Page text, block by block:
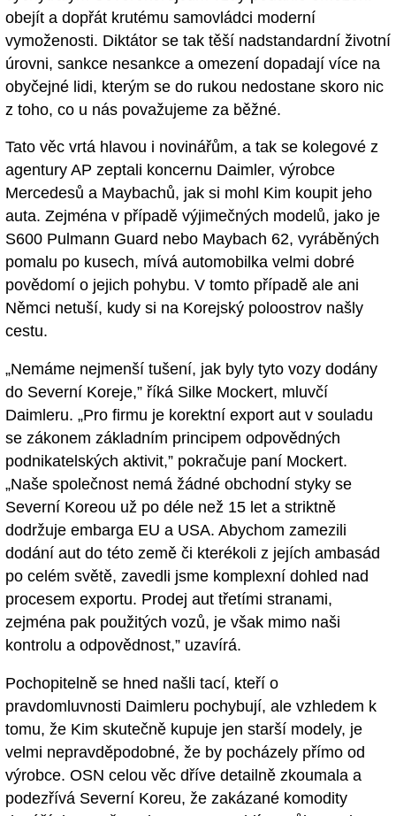
obejít a dopřát krutému samovládci moderní
vymoženosti. Diktátor se tak těší nadstandardní životní
úrovni, sankce nesankce a omezení dopadají více na
obyčejné lidi, kterým se do rukou nedostane skoro nic
z toho, co u nás považujeme za běžné.
Tato věc vrtá hlavou i novinářům, a tak se kolegové z
agentury AP zeptali koncernu Daimler, výrobce
Mercedesů a Maybachů, jak si mohl Kim koupit jeho
auta. Zejména v případě výjimečných modelů, jako je
S600 Pulmann Guard nebo Maybach 62, vyráběných
pomalu po kusech, mívá automobilka velmi dobré
povědomí o jejich pohybu. V tomto případě ale ani
Němci netuší, kudy si na Korejský poloostrov našly
cestu.
„Nemáme nejmenší tušení, jak byly tyto vozy dodány
do Severní Koreje,” říká Silke Mockert, mluvčí
Daimleru. „Pro firmu je korektní export aut v souladu
se zákonem základním principem odpovědných
podnikatelských aktivit,” pokračuje paní Mockert.
„Naše společnost nemá žádné obchodní styky se
Severní Koreou už po déle než 15 let a striktně
dodržuje embarga EU a USA. Abychom zamezili
dodání aut do této země či kterékoli z jejích ambasád
po celém světě, zavedli jsme komplexní dohled nad
procesem exportu. Prodej aut třetími stranami,
zejména pak použitých vozů, je však mimo naši
kontrolu a odpovědnost,” uzavírá.
Pochopitelně se hned našli tací, kteří o
pravdomluvnosti Daimleru pochybují, ale vzhledem k
tomu, že Kim skutečně kupuje jen starší modely, je
velmi nepravděpodobné, že by pocházely přímo od
výrobce. OSN celou věc dříve detailně zkoumala a
podezřívá Severní Koreu, že zakázané komodity